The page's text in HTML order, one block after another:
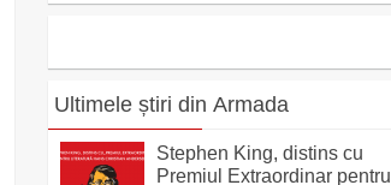
Ultimele știri din Armada
Stephen King, distins cu
Premiul Extraordinar pentru